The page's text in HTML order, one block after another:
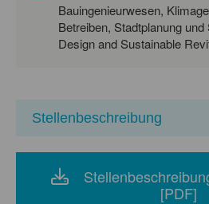
Bauingenieurwesen,
Betreiben, Stadtplanung
Design and Sustainable
Umweltingenieurwesen,
Stellenbeschreibung
[PDF]